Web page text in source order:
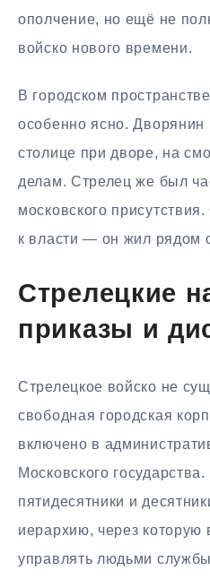
ополчение, но ещё не
войско нового времени.
В городском
особенно ясно. Дворянин
столице при дворе, на
делам. Стрелец же был
московского
к власти — он жил рядом
Стрелецкие
приказы и
Стрелецкое войско не
свободная городская
включено в
Московского
пятидесятники и
иерархию, через которую
управлять людьми